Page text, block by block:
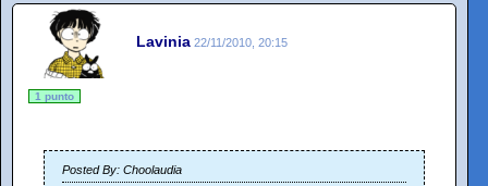
Lavinia 22/11/2010, 20:15
1 punto
Posted By: Choolaudia